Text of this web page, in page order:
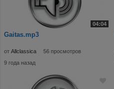
04:04
Gaitas.mp3
от Allclassica
56 просмотров
9 года назад